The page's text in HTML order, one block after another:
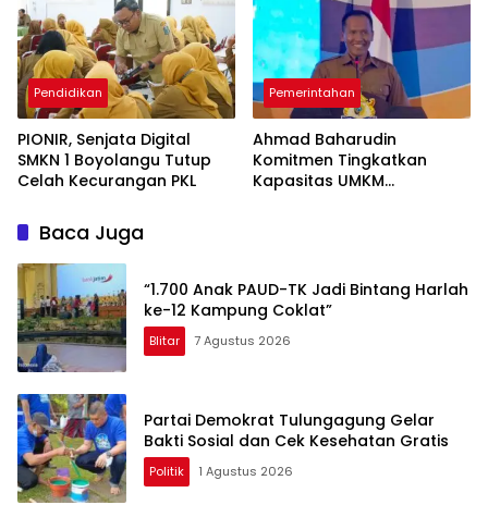
Pendidikan
PIONIR, Senjata Digital
SMKN 1 Boyolangu Tutup
Celah Kecurangan PKL
Pemerintahan
Ahmad Baharudin
Komitmen Tingkatkan
Kapasitas UMKM
Baca Juga
“1.700 Anak PAUD-TK Jadi Bintang Harlah
ke-12 Kampung Coklat”
Blitar 7 Agustus 2026
Partai Demokrat Tulungagung Gelar
Bakti Sosial dan Cek Kesehatan Gratis
Politik 1 Agustus 2026